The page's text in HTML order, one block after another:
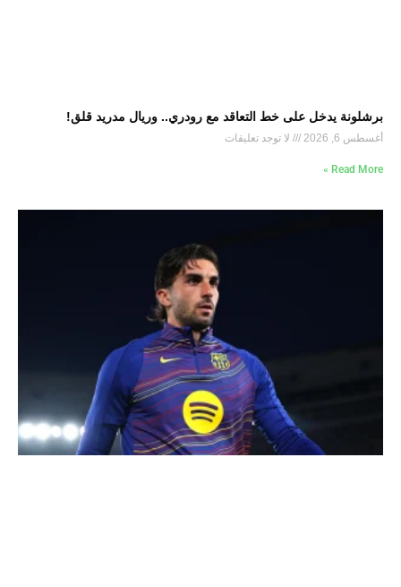
برشلونة يدخل على خط التعاقد مع رودري.. وريال مدريد قلق!
أغسطس 6, 2026 لا توجد تعليقات
Read More »